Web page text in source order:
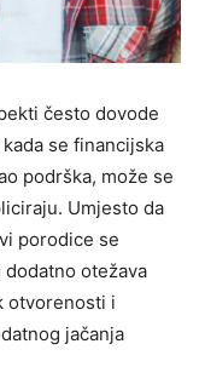
često dovode
se financijska
podrška, može se
Umjesto da
porodice se
otežava
otvorenosti i
jačanja